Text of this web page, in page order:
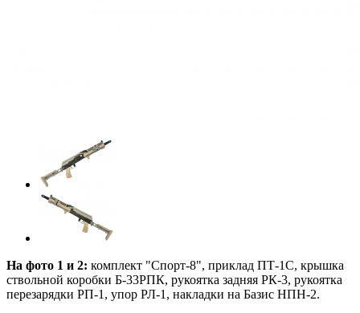
На фото 1 и 2: комплект "Спорт-8", приклад ПТ-1С, крышка
ствольной коробки Б-33РПК, рукоятка задняя РК-3, рукоятка
перезарядки РП-1, упор РЛ-1, накладки на Базис НПН-2.